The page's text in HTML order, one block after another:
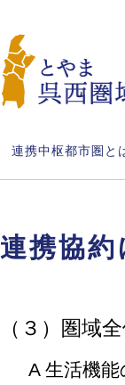
連携中枢都市圏と
連携協
（３）圏域
A 生活機